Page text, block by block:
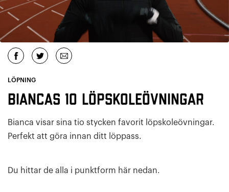
LÖPNING
Biancas 10 löpskoleövningar
Bianca visar sina tio stycken favorit löpskoleövningar.
Perfekt att göra innan ditt löppass.
Du hittar de alla i punktform här nedan.